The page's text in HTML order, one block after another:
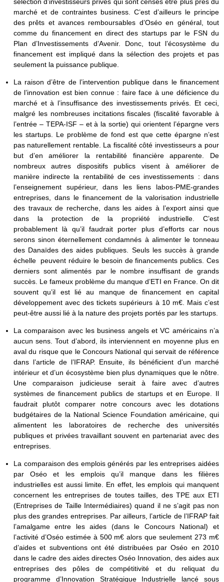
marché et de contraintes business. C’est d’ailleurs le principe
des prêts et avances remboursables d’Oséo en général, tout
comme du financement en direct des startups par le FSN du
Plan d’Investissements d’Avenir. Donc, tout l’écosystème du
financement est impliqué dans la sélection des projets et pas
seulement la puissance publique.
La raison d’être de l’intervention publique dans le financement
de l’innovation est bien connue : faire face à une déficience du
marché et à l’insuffisance des investissements privés. Et ceci,
malgré les nombreuses incitations fiscales (fiscalité favorable à
l’entrée – TEPA-ISF – et à la sortie) qui orientent l’épargne vers
les startups. Le problème de fond est que cette épargne n’est
pas naturellement rentable. La fiscalité côté investisseurs a pour
but d’en améliorer la rentabilité financière apparente. De
nombreux autres dispositifs publics visent à améliorer de
manière indirecte la rentabilité de ces investissements : dans
l’enseignement supérieur, dans les liens labos-PME-grandes
entreprises, dans le financement de la valorisation industrielle
des travaux de recherche, dans les aides à l’export ainsi que
dans la protection de la propriété industrielle. C’est
probablement là qu’il faudrait porter plus d’efforts car nous
serons sinon éternellement condamnés à alimenter le tonneau
des Danaïdes des aides publiques. Seuls les succès à grande
échelle peuvent réduire le besoin de financements publics. Ces
derniers sont alimentés par le nombre insuffisant de grands
succès. Le fameux problème du manque d’ETI en France. On dit
souvent qu’il est lié au manque de financement en capital
développement avec des tickets supérieurs à 10 m€. Mais c’est
peut-être aussi lié à la nature des projets portés par les startups.
La comparaison avec les business angels et VC américains n’a
aucun sens. Tout d’abord, ils interviennent en moyenne plus en
aval du risque que le Concours National qui servait de référence
dans l’article de l’IFRAP. Ensuite, ils bénéficient d’un marché
intérieur et d’un écosystème bien plus dynamiques que le nôtre.
Une comparaison judicieuse serait à faire avec d’autres
systèmes de financement publics de startups et en Europe. Il
faudrait plutôt comparer notre concours avec les dotations
budgétaires de la National Science Foundation américaine, qui
alimentent les laboratoires de recherche des universités
publiques et privées travaillant souvent en partenariat avec des
entreprises.
La comparaison des emplois générés par les entreprises aidées
par Oséo et les emplois qu’il manque dans les filières
industrielles est aussi limite. En effet, les emplois qui manquent
concernent les entreprises de toutes tailles, des TPE aux ETI
(Entreprises de Taille Intermédiaires) quand il ne s’agit pas non
plus des grandes entreprises. Par ailleurs, l’article de l’IFRAP fait
l’amalgame entre les aides (dans le Concours National) et
l’activité d’Oséo estimée à 500 m€ alors que seulement 273 m€
d’aides et subventions ont été distribuées par Oséo en 2010
dans le cadre des aides directes Oséo Innovation, des aides aux
entreprises des pôles de compétitivité et du reliquat du
programme d’Innovation Stratégique Industrielle lancé sous